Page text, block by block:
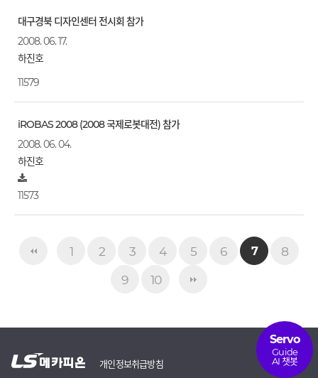
대구경북 디자인센터 전시회 참가
2008. 06. 17.
하진호
11579
iROBAS 2008 (2008 국제로봇대전) 참가
2008. 06. 04.
하진호
11573
1 2 3 4 5 6 7
8
9
10
개인정보취급방침
Servo
Guide
AI 챗봇